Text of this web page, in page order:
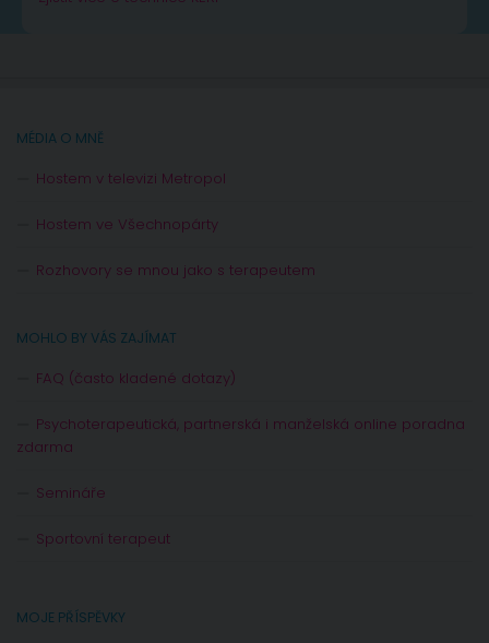
MÉDIA O MNĚ
Hostem v televizi Metropol
Hostem ve Všechnopárty
Rozhovory se mnou jako s terapeutem
MOHLO BY VÁS ZAJÍMAT
FAQ (často kladené dotazy)
Psychoterapeutická, partnerská i manželská online poradna
zdarma
Semináře
Sportovní terapeut
MOJE PŘÍSPĚVKY